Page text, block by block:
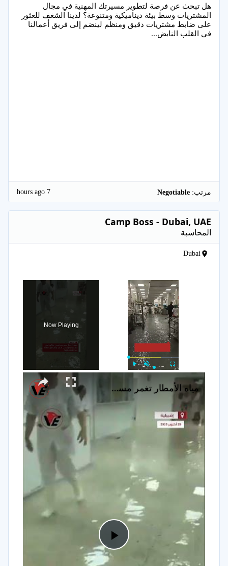
هل تبحث عن فرصة لتطوير مسيرتك المهنية في مجال
المشتريات وسط بيئة ديناميكية ومتنوعة؟ لدينا الشغف للعثور
على ضابط مشتريات دقيق ومنظم لينضم إلى فريق أعمالنا
في القلب النابض...
مرتب: 7 hours ago
Camp Boss - Dubai, UAE
المحاسبة
Dubai
×
Now Playing
×
Play
مياه الأمطار تغمر مستشفى ماكارينا في #إشبيلية وتؤثر على النقل والمرافق العامة بعد عاصفة قوية